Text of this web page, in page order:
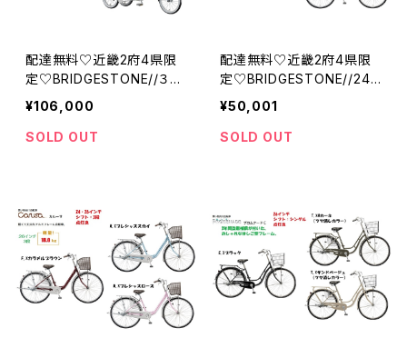
配達無料♡近畿2府4県限
定♡BRIDGESTONE//３
段//ブリジストンワゴン//ブ
リジストン
¥106,000
SOLD OUT
配達無料♡近畿2府4県限
定♡BRIDGESTONE//24・
26インチ//チェーン//シング
ル//点灯虫//カルーサ//ブリ
ジストン
¥50,001
SOLD OUT